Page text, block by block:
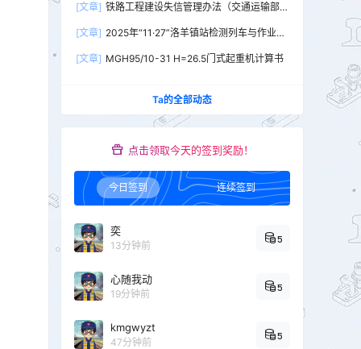
[文章] 铁路工程建设失信管理办法（交通运输部
[文章] 2025年“11·27”洛羊镇站检测列车与作业人
[文章] MGH95/10-31 H=26.5门式起重机计算书
Ta的全部动态
点击领取今天的签到奖励！
今日签到 连续签到
奕
13分钟前
5
心随我动
19分钟前
5
kmgwyzt
47分钟前
5